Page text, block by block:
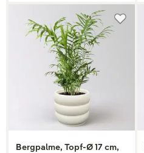
Bergpalme, Topf-Ø 17 cm,